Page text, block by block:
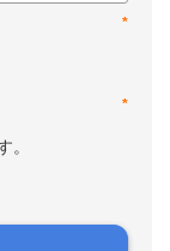
*
*
。